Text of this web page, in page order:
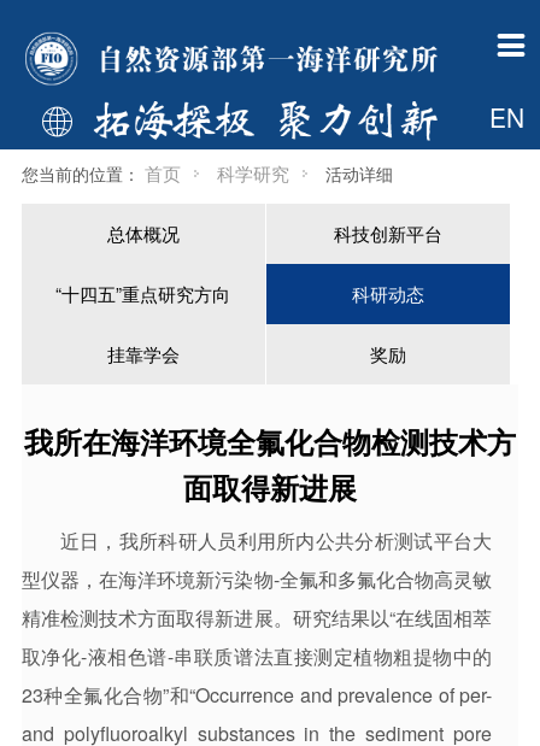
EN

一所概况
现任领导
大事记
组织机构
业务部门
国际机构
新闻公告
中国政府网信息
自然资源要闻
媒体一所
科学研究
科技创新平台
挂靠学会
科技开发
科技开发简介
开发资质
科研队伍
博导信息
博士后
研究生教育
专业介绍
博导信息
下载专区
研究室简介
国际合作
国际合作处简介
新闻动态
国际合作项目
支撑平台
中国大洋样品馆
检测中心
学术期刊
海洋科学进展
海岸工程
党建群团
信息公开 
您当前的位置： 首页 科学研究 活动详细
总体概况 科技创新平台
“十四五”重点研究方向 科研动态
挂靠学会 奖励
我所在海洋环境全氟化合物检测技术方
面取得新进展
近日，我所科研人员利用所内公共分析测试平台大
型仪器，在海洋环境新污染物-全氟和多氟化合物高灵敏
精准检测技术方面取得新进展。研究结果以“在线固相萃
取净化-液相色谱-串联质谱法直接测定植物粗提物中的
23种全氟化合物”和“Occurrence and prevalence of per-
and polyfluoroalkyl substances in the sediment pore